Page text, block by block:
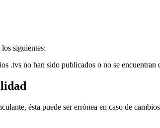
siguientes:
.tvs no han sido publicados o no se encuentran
ésta puede ser errónea en caso de